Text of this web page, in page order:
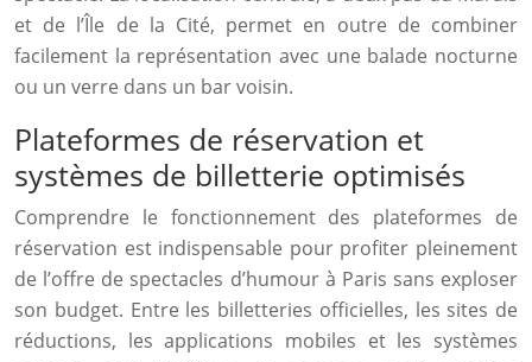
et de l’Île de la Cité, permet en outre de combiner
facilement la représentation avec une balade nocturne
ou un verre dans un bar voisin.
Plateformes de réservation et
systèmes de billetterie optimisés
Comprendre le fonctionnement des plateformes de
réservation est indispensable pour profiter pleinement
de l’offre de spectacles d’humour à Paris sans exploser
son budget. Entre les billetteries officielles, les sites de
réductions, les applications mobiles et les systèmes